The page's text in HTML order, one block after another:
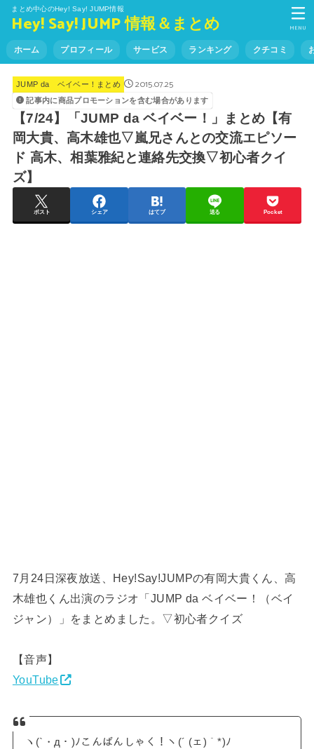
まとめ中心のHey! Say! JUMP情報
Hey! Say! JUMP 情報＆まとめ
ホーム プロフィール サービス ランキング クチコミ
MENU
JUMP da ベイベー！まとめ 2015.07.25
記事内に商品プロモーションを含む場合があります
【7/24】「JUMP da ベイベー！」まとめ【有
岡大貴、高木雄也▽嵐兄さんとの交流エピソー
ド 高木、相葉雅紀と連絡先交換▽初心者クイ
ズ】
ポスト シェア はてブ 送る Pocket
7月24日深夜放送、Hey!Say!JUMPの有岡大貴くん、高
木雄也くん出演のラジオ「JUMP da ベイベー！（ベイ
ジャン）」をまとめました。▽初心者クイズ
【音声】
YouTube
ヽ(`・д・)ﾉこんばんしゃく！ヽ(´ (ェ)｀*)ﾉ